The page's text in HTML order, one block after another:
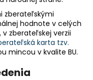
zberateľskými
hodnote v celých
v zberateľskej verzii
karta tzv.
mincou v kvalite BU.